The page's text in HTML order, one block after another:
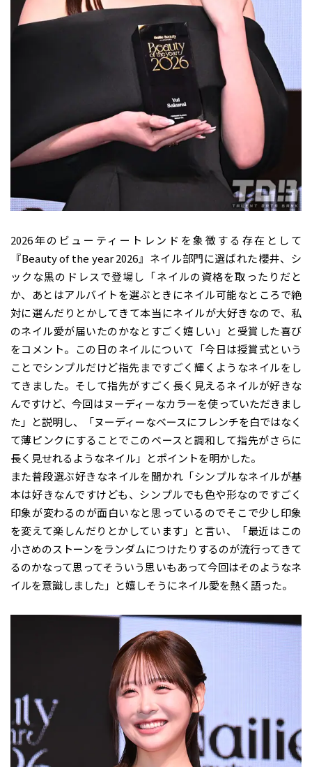
2026年のビューティートレンドを象徴する存在として
『Beauty of the year 2026』ネイル部門に選ばれた櫻井、シ
ックな黒のドレスで登場し「ネイルの資格を取ったりだと
か、あとはアルバイトを選ぶときにネイル可能なところで絶
対に選んだりとかしてきて本当にネイルが大好きなので、私
のネイル愛が届いたのかなとすごく嬉しい」と受賞した喜び
をコメント。この日のネイルについて「今日は授賞式という
ことでシンプルだけど指先まですごく輝くようなネイルをし
てきました。そして指先がすごく長く見えるネイルが好きな
んですけど、今回はヌーディーなカラーを使っていただきまし
た」と説明し、「ヌーディーなベースにフレンチを白ではなく
て薄ピンクにすることでこのベースと調和して指先がさらに
長く見せれるようなネイル」とポイントを明かした。
また普段選ぶ好きなネイルを聞かれ「シンプルなネイルが基
本は好きなんですけども、シンプルでも色や形なのですごく
印象が変わるのが面白いなと思っているのでそこで少し印象
を変えて楽しんだりとかしています」と言い、「最近はこの
小さめのストーンをランダムにつけたりするのが流行ってきて
るのかなって思ってそういう思いもあって今回はそのようなネ
イルを意識しました」と嬉しそうにネイル愛を熱く語った。